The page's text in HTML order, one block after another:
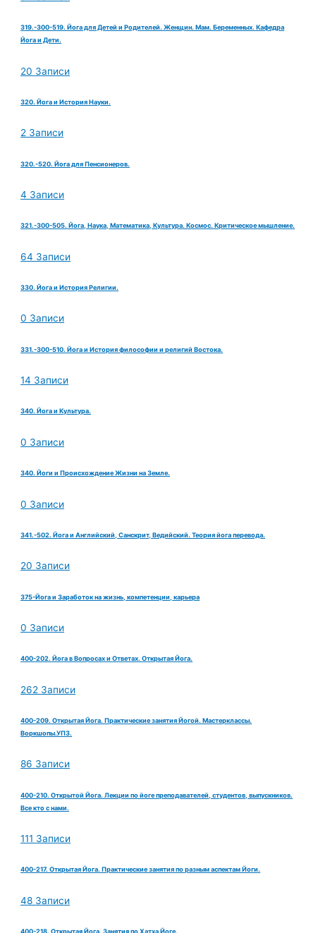
319.-300-519. Йога для Детей и Родителей. Женщин. Мам. Беременных. Кафедра
Йога и Дети.
20 Записи
320. Йога и История Науки.
2 Записи
320.-520. Йога для Пенсионеров.
4 Записи
321.-300-505. Йога, Наука, Математика, Культура. Космос. Критическое мышление.
64 Записи
330. Йога и История Религии.
0 Записи
331.-300-510. Йога и История философии и религий Востока.
14 Записи
340. Йога и Культура.
0 Записи
340. Йоги и Происхождение Жизни на Земле.
0 Записи
341.-502. Йога и Английский, Санскрит, Ведийский. Теория йога перевода.
20 Записи
375-Йога и Заработок на жизнь, компетенции, карьера
0 Записи
400-202. Йога в Вопросах и Ответах. Открытая Йога.
262 Записи
400-209. Открытая Йога. Практические занятия Йогой. Мастерклассы.
Воркшопы.УПЗ.
86 Записи
400-210. Открытой Йога. Лекции по йоге преподавателей, студентов, выпускников.
Все кто с нами.
111 Записи
400-217. Открытая Йога. Практические занятия по разным аспектам Йоги.
48 Записи
400-218. Открытая Йога. Занятия по Хатха Йоге.